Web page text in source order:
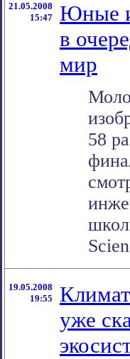
21.05.2008
15:47
Юные
в
мир
58
19.05.2008
19:55
уже